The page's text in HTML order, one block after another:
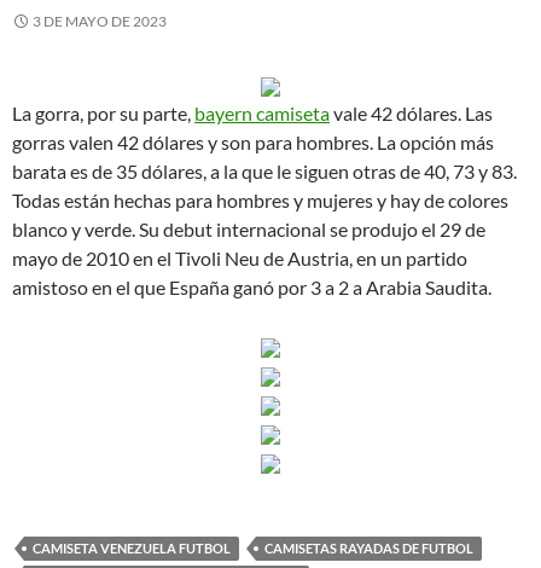
3 DE MAYO DE 2023
La gorra, por su parte, bayern camisetavale 42 dólares. Las
gorras valen 42 dólares y son para hombres. La opción más
barata es de 35 dólares, a la que le siguen otras de 40, 73 y 83.
Todas están hechas para hombres y mujeres y hay de colores
blanco y verde. Su debut internacional se produjo el 29 de
mayo de 2010 en el Tivoli Neu de Austria, en un partido
amistoso en el que España ganó por 3 a 2 a Arabia Saudita.
CAMISETA VENEZUELA FUTBOL
CAMISETAS RAYADAS DE FUTBOL